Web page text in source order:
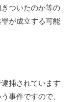
ついたのか等の
が成立する可能
捕されています
事件ですので、